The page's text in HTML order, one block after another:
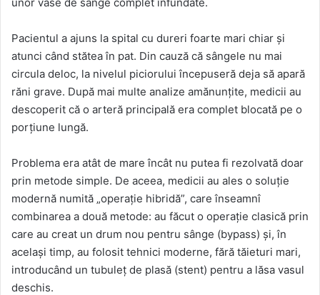
Pacientul a ajuns la spital cu dureri foarte mari chiar și
atunci când stătea în pat. Din cauză că sângele nu mai
circula deloc, la nivelul piciorului începuseră deja să apară
răni grave. După mai multe analize amănunțite, medicii au
descoperit că o arteră principală era complet blocată pe o
porțiune lungă.
Problema era atât de mare încât nu putea fi rezolvată doar
prin metode simple. De aceea, medicii au ales o soluție
modernă numită „operație hibridă”, care înseamnî
combinarea a două metode: au făcut o operație clasică prin
care au creat un drum nou pentru sânge (bypass) și, în
același timp, au folosit tehnici moderne, fără tăieturi mari,
introducând un tubuleț de plasă (stent) pentru a lăsa vasul
deschis.